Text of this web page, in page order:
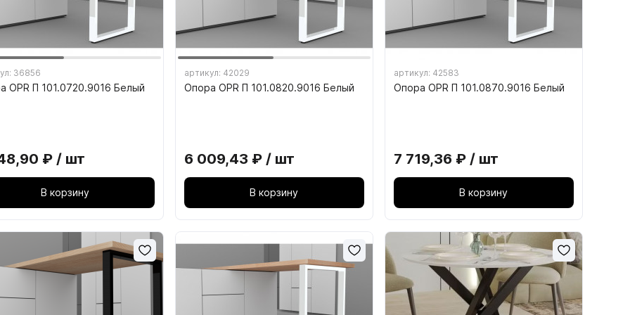
Кроношпан Шлифованная ДВП, ХДФ
И
выключатели
Врезные светильники
Блоки питания, контроллеры,
17. ШАБЛОНЫ, СТАНКИ,
ИНСТРУМЕНТ
18. КОМПЛЕКТУЮЩИЕ ДЛЯ
ОФИСНОЙ ТЕХНИКИ
36856
OPR П 101.0720.9016 Белый
₽ / шт
В корзину
артикул: 42029
Опора OPR П 101.0820.9016 Белый
6 009,43 ₽ / шт
В корзину
артикул: 42583
Опора OPR П 101.0870.9016 Белый
7 719,36 ₽ / шт
В корзину